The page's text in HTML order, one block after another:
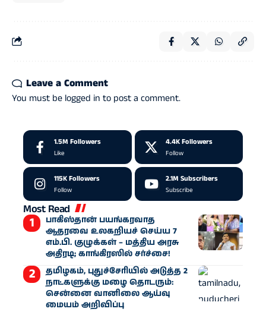
Leave a Comment
You must be logged in to post a comment.
1.5M Followers
Like
4.4K Followers
Follow
115KFollowers
Follow
2.1M Subscribers
Subscribe
Most Read
பாகிஸ்தான் பயங்கரவாத
ஆதரவை உலகறியச் செய்ய 7
எம்.பி. குழுக்கள் – மத்திய அரசு
அதிரடி; காங்கிரஸில் சர்ச்சை!
தமிழகம், புதுச்சேரியில் அடுத்த 2
நாட்களுக்கு மழை தொடரும்:
சென்னை வானிலை ஆய்வு
மையம் அறிவிப்பு